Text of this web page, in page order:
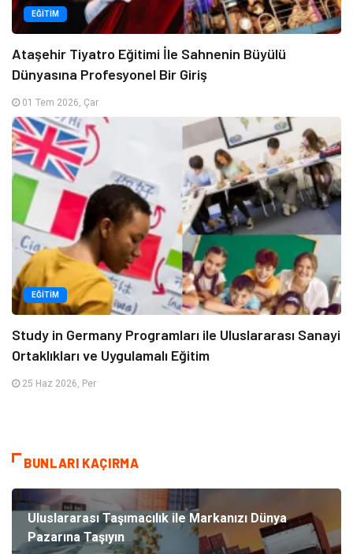
EĞITIM
Ataşehir Tiyatro Eğitimi İle Sahnenin Büyülü
Dünyasına Profesyonel Bir Giriş
01 Tem 2026, Çar
EĞITIM
Study in Germany Programları ile Uluslararası Sanayi
Ortaklıkları ve Uygulamalı Eğitim
25 Haz 2026, Per
BUNLARI KAÇIRMA
Uluslararası Taşımacılık ile Markanızı Dünya
Pazarına Taşıyın